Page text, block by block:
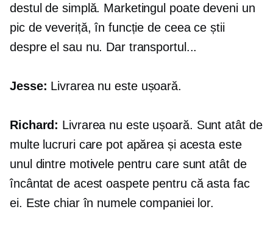
destul de simplă. Marketingul poate deveni un
pic de veveriță, în funcție de ceea ce știi
despre el sau nu. Dar transportul...
Jesse: Livrarea nu este ușoară.
Richard: Livrarea nu este ușoară. Sunt atât de
multe lucruri care pot apărea și acesta este
unul dintre motivele pentru care sunt atât de
încântat de acest oaspete pentru că asta fac
ei. Este chiar în numele companiei lor.